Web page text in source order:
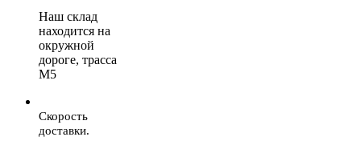
Наш склад
находится на
окружной
дороге, трасса
М5
Скорость
доставки.